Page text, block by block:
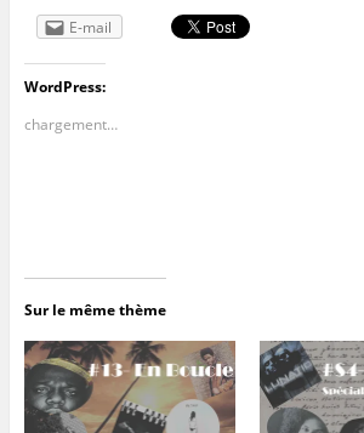
E-mail
WordPress:
chargement…
Sur le même thème